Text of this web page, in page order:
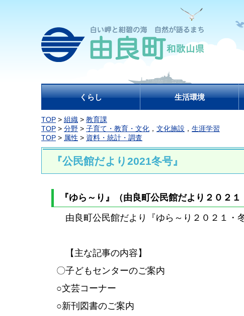
くらし 生活環境
TOP > 組織 > 教育課
TOP > 分野 > 子育て・教育・文化 ， 文化施設 ， 生涯学習
TOP > 属性 > 資料・統計・調査
『公民館だより2021冬号』
『ゆら～り』（由良町公民館だより２０２１
由良町公民館だより『ゆら～り２０２１・
【主な記事の内容】
〇子どもセンターのご案内
○文芸コーナー
○新刊図書のご案内